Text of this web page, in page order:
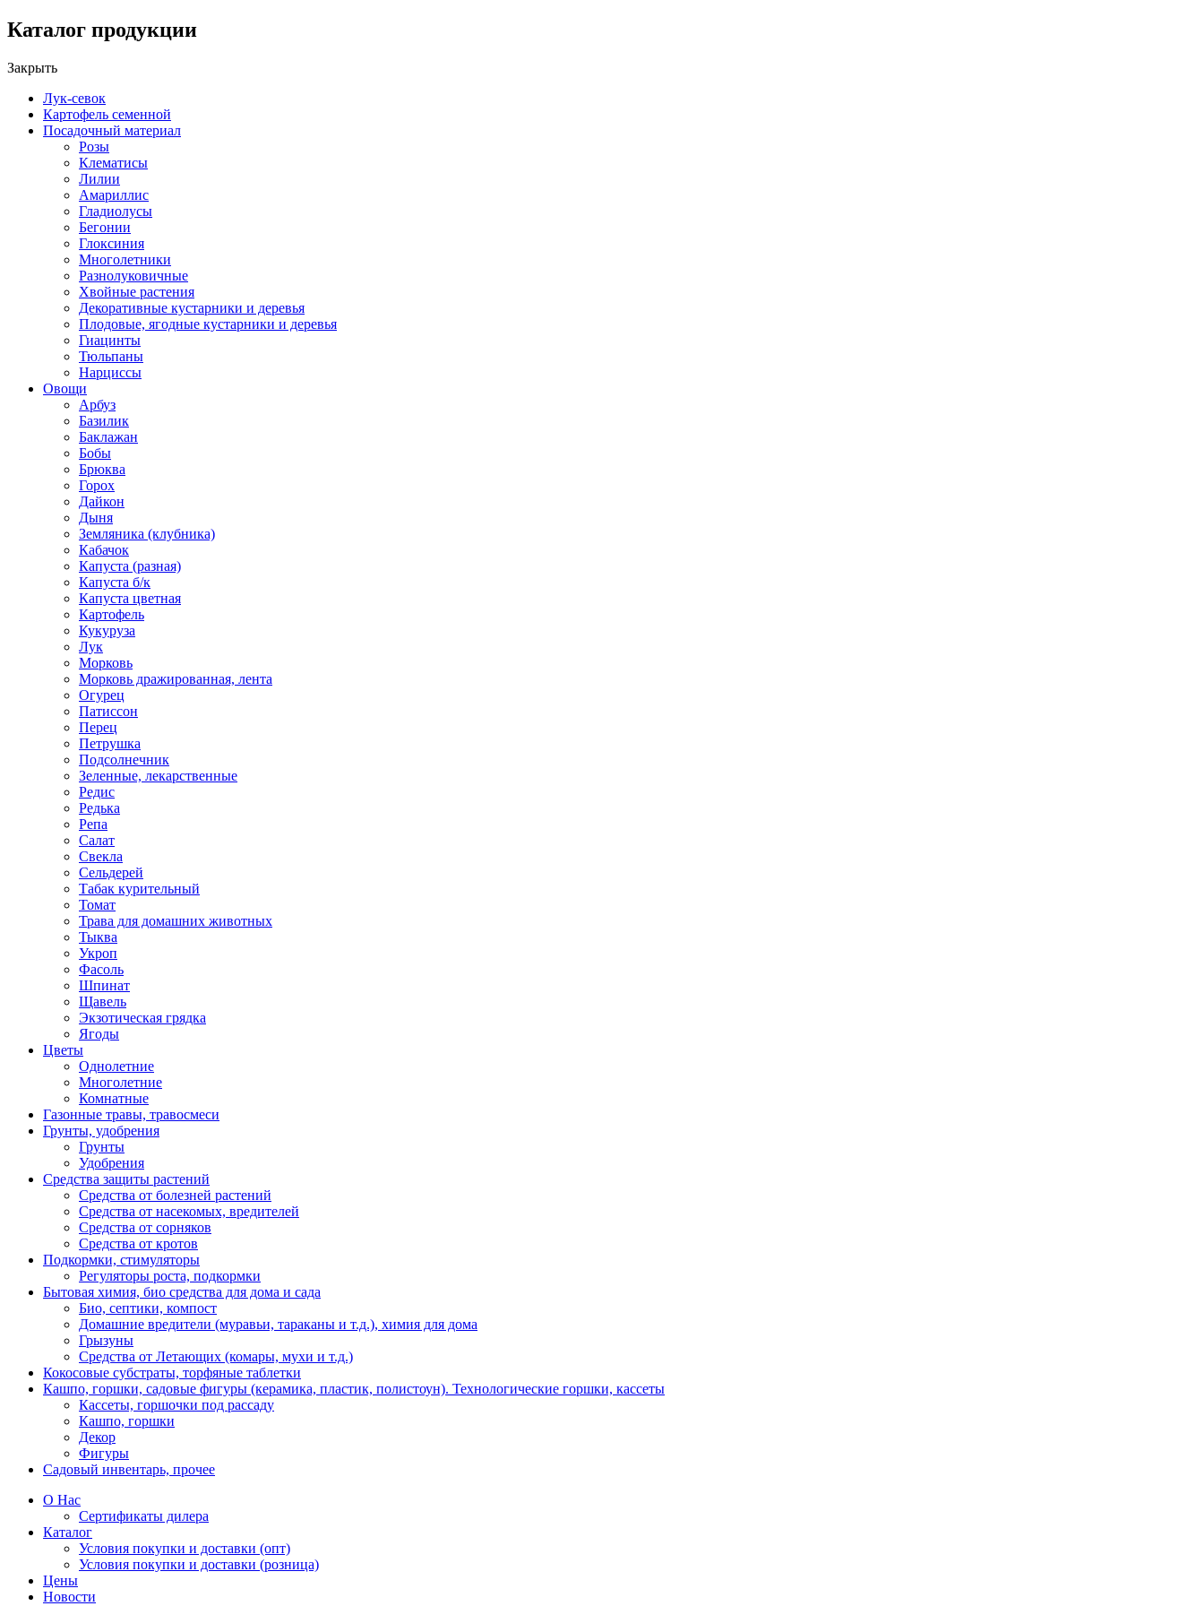
Каталог продукции
Закрыть
Лук-севок
Картофель семенной
Посадочный материал
Розы
Клематисы
Лилии
Амариллис
Гладиолусы
Бегонии
Глоксиния
Многолетники
Разнолуковичные
Хвойные растения
Декоративные кустарники и деревья
Плодовые, ягодные кустарники и деревья
Гиацинты
Тюльпаны
Нарциссы
Овощи
Арбуз
Базилик
Баклажан
Бобы
Брюква
Горох
Дайкон
Дыня
Земляника (клубника)
Кабачок
Капуста (разная)
Капуста б/к
Капуста цветная
Картофель
Кукуруза
Лук
Морковь
Морковь дражированная, лента
Огурец
Патиссон
Перец
Петрушка
Подсолнечник
Зеленные, лекарственные
Редис
Редька
Репа
Салат
Свекла
Сельдерей
Табак курительный
Томат
Трава для домашних животных
Тыква
Укроп
Фасоль
Шпинат
Щавель
Экзотическая грядка
Ягоды
Цветы
Однолетние
Многолетние
Комнатные
Газонные травы, травосмеси
Грунты, удобрения
Грунты
Удобрения
Средства защиты растений
Средства от болезней растений
Средства от насекомых, вредителей
Средства от сорняков
Средства от кротов
Подкормки, стимуляторы
Регуляторы роста, подкормки
Бытовая химия, био средства для дома и сада
Био, септики, компост
Домашние вредители (муравьи, тараканы и т.д.), химия для дома
Грызуны
Средства от Летающих (комары, мухи и т.д.)
Кокосовые субстраты, торфяные таблетки
Кашпо, горшки, садовые фигуры (керамика, пластик, полистоун). Технологические горшки, кассеты
Кассеты, горшочки под рассаду
Кашпо, горшки
Декор
Фигуры
Садовый инвентарь, прочее
О Нас
Сертификаты дилера
Каталог
Условия покупки и доставки (опт)
Условия покупки и доставки (розница)
Цены
Новости